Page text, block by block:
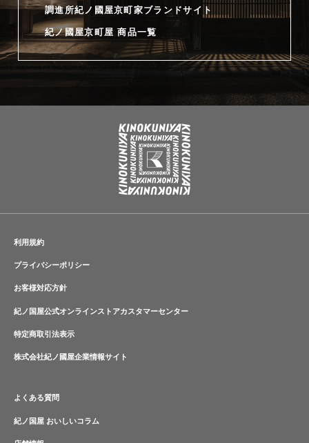
調進所紀ノ國屋京町家ブランドサイト
紀ノ國屋京町屋 商品一覧
利用規約
プライバシーポリシー
お客様対応方針
紀ノ国屋公式オンラインストアカスタマーセンター
特定商取引法表示
株式会社紀ノ國屋企業情報サイト
よくある質問
紀ノ国屋 おいしいコラム